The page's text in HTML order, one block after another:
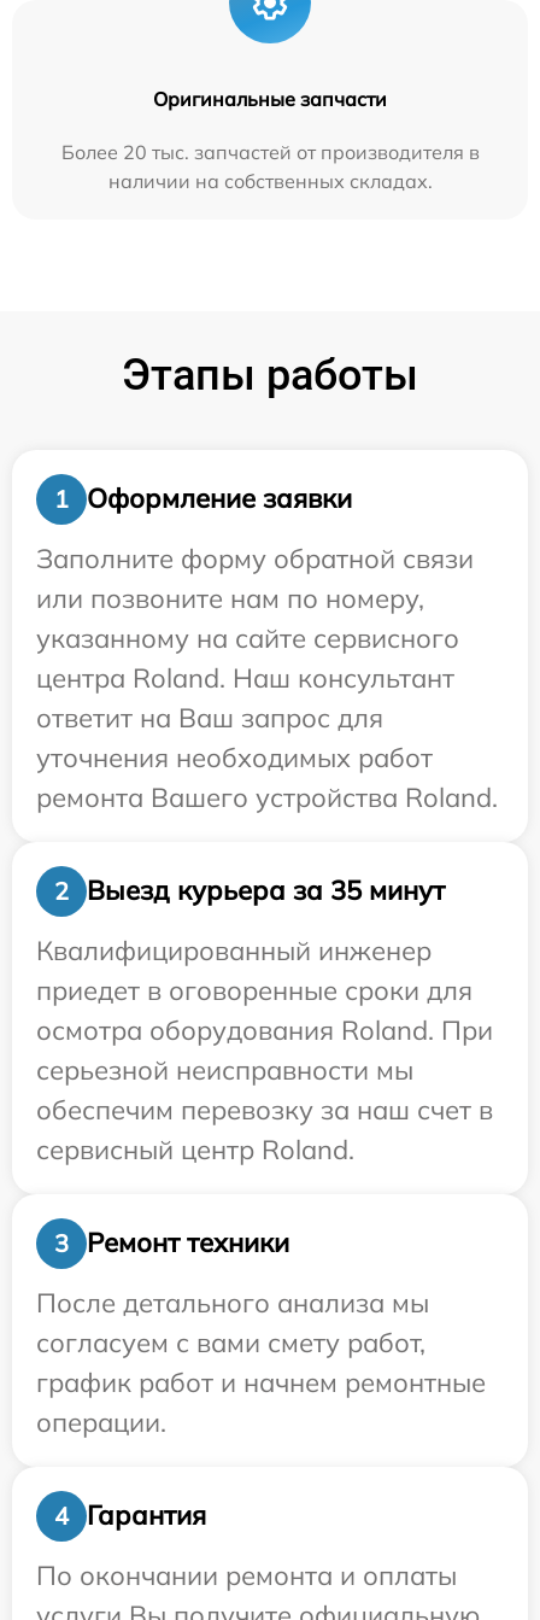
Оригинальные запчасти
Более 20 тыс. запчастей от производителя в
наличии на собственных складах.
Этапы работы
1
Оформление заявки
Заполните форму обратной связи
или позвоните нам по номеру,
указанному на сайте сервисного
центра Roland. Наш консультант
ответит на Ваш запрос для
уточнения необходимых работ
ремонта Вашего устройства Roland.
2
Выезд курьера за 35 минут
Квалифицированный инженер
приедет в оговоренные сроки для
осмотра оборудования Roland. При
серьезной неисправности мы
обеспечим перевозку за наш счет в
сервисный центр Roland.
3
Ремонт техники
После детального анализа мы
согласуем с вами смету работ,
график работ и начнем ремонтные
операции.
4
Гарантия
По окончании ремонта и оплаты